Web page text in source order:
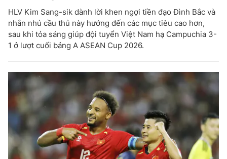
HLV Kim Sang-sik dành lời khen ngợi tiền đạo Đình Bắc và
nhắn nhủ cầu thủ này hướng đến các mục tiêu cao hơn,
sau khi tỏa sáng giúp đội tuyển Việt Nam hạ Campuchia 3-
1 ở lượt cuối bảng A ASEAN Cup 2026.